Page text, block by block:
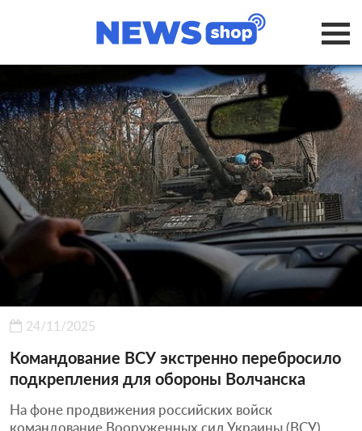
24/11/2025
Командование ВСУ экстренно перебросило
подкрепления для обороны Волчанска
На фоне продвижения российских войск
командование Вооруженных сил Украины (ВСУ)